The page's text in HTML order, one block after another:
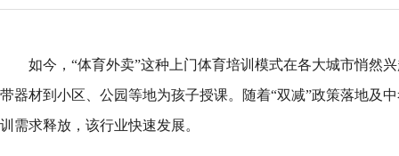
如今，“体育外卖”这种上门体育培训模式在各大城市悄然
带器材到小区、公园等地为孩子授课。随着“双减”政策落地及
训需求释放，该行业快速发展。